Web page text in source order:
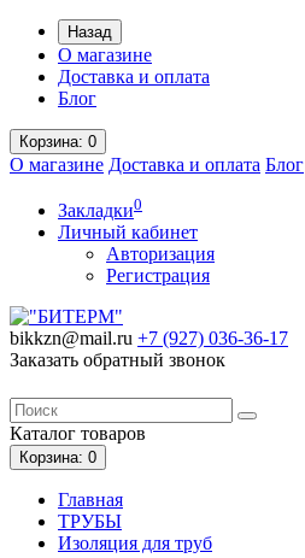
Назад
О магазине
Доставка и оплата
Блог
Корзина: 0
О магазине Доставка и оплата Блог
Закладки0
Личный кабинет
Авторизация
Регистрация
bikkzn@mail.ru +7 (927) 036-36-17
Заказать обратный звонок
Каталог товаров
Корзина: 0
Главная
ТРУБЫ
Изоляция для труб